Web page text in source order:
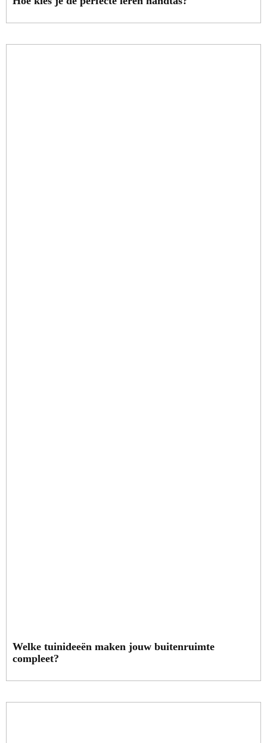
Welke tuinideeën maken jouw buitenruimte
compleet?